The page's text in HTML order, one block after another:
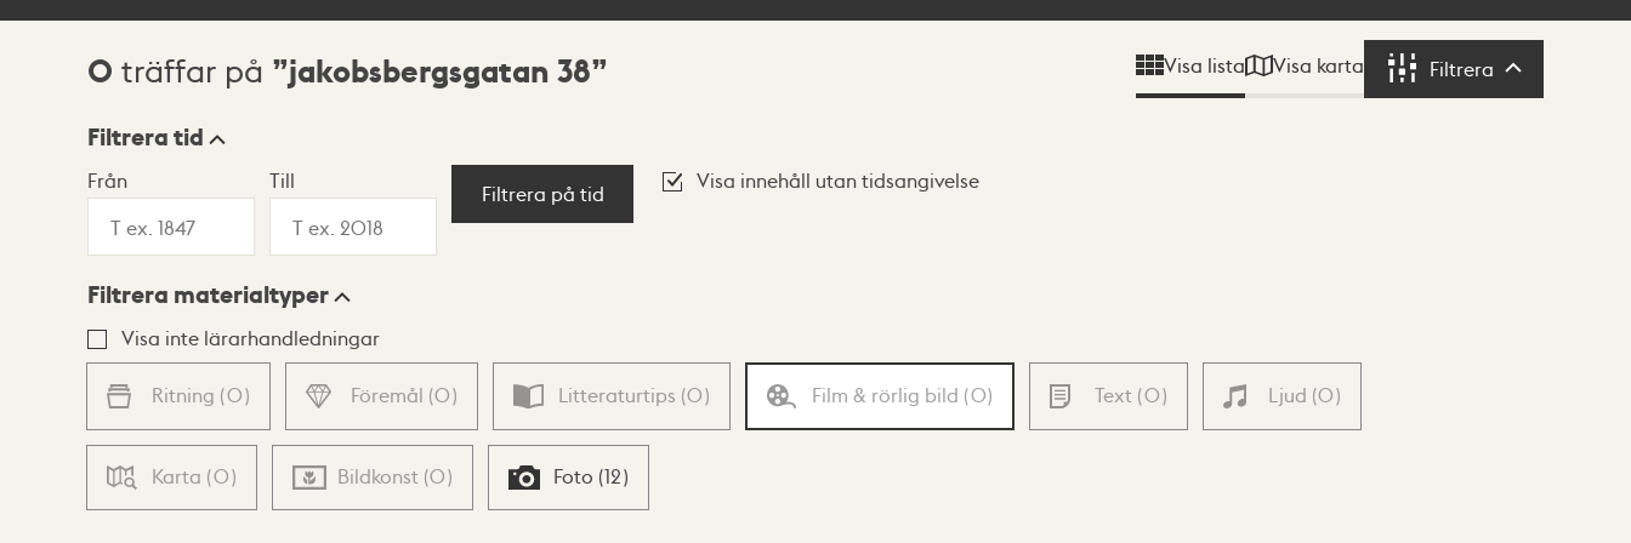
Sökresultat
0 träffar på jakobsbergsgatan 38 Visa lista Visa karta Filtrera Filtrera
Visningsläge
Lista Karta
Filtrera tid
Från Till
Filtrera på tid
Visa innehåll utan tidsangivelse
Filtrera materialtyper
Visa inte lärarhandledningar
Ritning (0) Föremål (0) Litteraturtips (0) Film & rörlig bild (0) Text (0) Ljud (0)
Karta (0) Bildkonst (0) Foto (12)